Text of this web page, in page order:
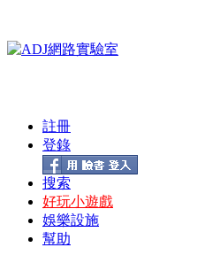
註冊
登錄
搜索
好玩小遊戲
娛樂設施
幫助